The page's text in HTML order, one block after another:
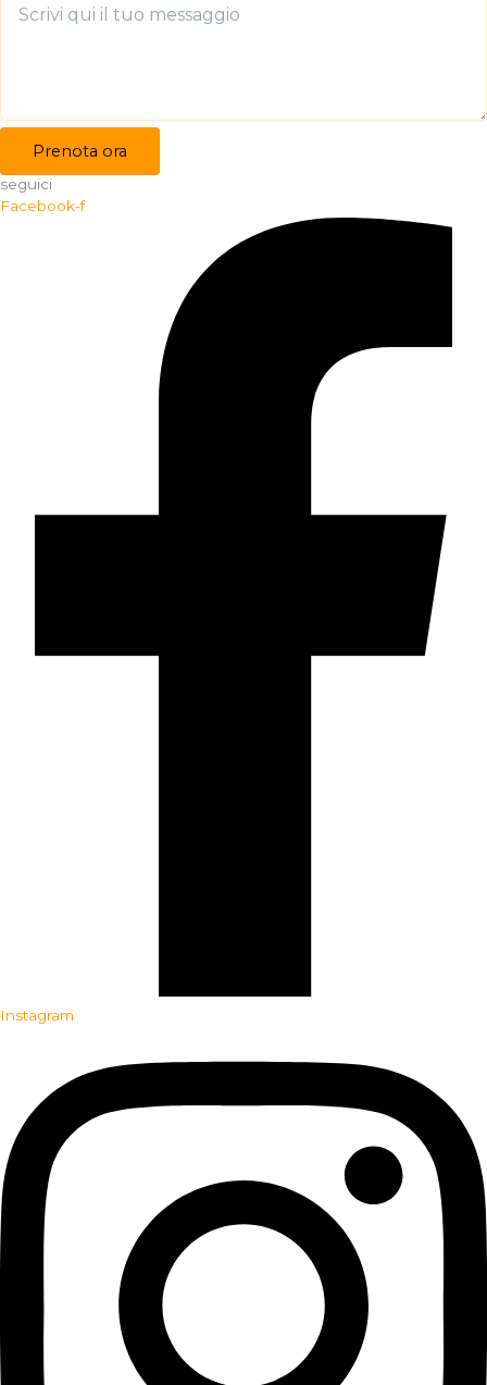
Prenota ora
seguici
Facebook-f
Instagram